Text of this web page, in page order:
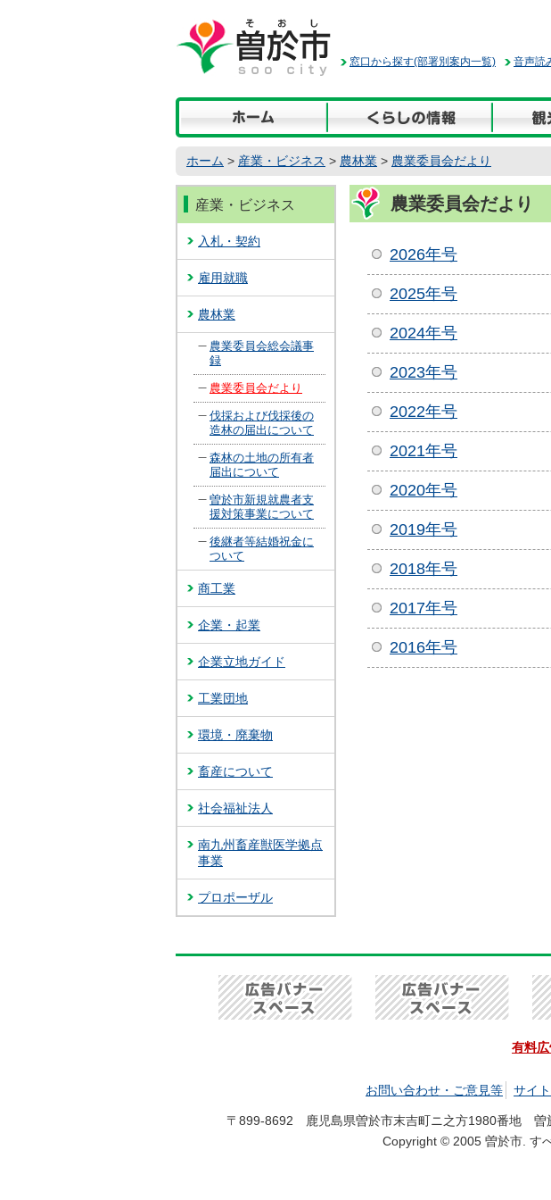
文
へ
動
音声読
窓口から探す(部署別案内一覧)
ホーム > 産業・ビジネス > 農林業 > 農業委員会だより
農業委員会だより
2026年号
2025年号
2024年号
2023年号
2022年号
2021年号
2020年号
2019年号
2018年号
2017年号
2016年号
産業・ビジネス
入札・契約
雇用就職
農林業
農業委員会総会議事
録
農業委員会だより
伐採および伐採後の
造林の届出について
森林の土地の所有者
届出について
曽於市新規就農者支
援対策事業について
後継者等結婚祝金に
ついて
商工業
企業・起業
企業立地ガイド
工業団地
環境・廃棄物
畜産について
社会福祉法人
南九州畜産獣医学拠点
事業
プロポーザル
有料
お問い合わせ・ご意見等 サイ
〒899-8692 鹿児島県曽於市末吉町ニ之方1980番地
Copyright © 2005 曽於市. す